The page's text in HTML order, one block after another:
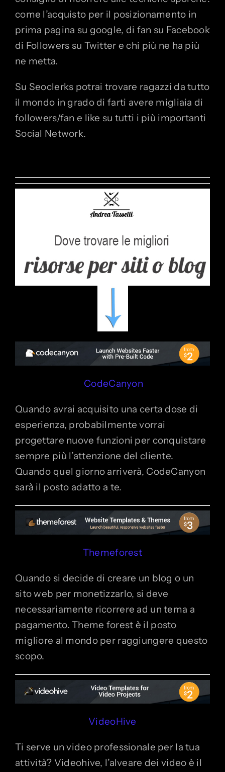
come l’acquisto per il posizionamento in
prima pagina su google, di fan su Facebook
di Followers su Twitter e chi più ne ha più
ne metta.
Su Seoclerks potrai trovare ragazzi da tutto
il mondo in grado di farti avere migliaia di
followers/fan e like su tutti i più importanti
Social Network.
CodeCanyon
Quando avrai acquisito una certa dose di
esperienza, probabilmente vorrai
progettare nuove funzioni per conquistare
sempre più l’attenzione del cliente.
Quando quel giorno arriverà, CodeCanyon
sarà il posto adatto a te.
Themeforest
Quando si decide di creare un blog o un
sito web per monetizzarlo, si deve
necessariamente ricorrere ad un tema a
pagamento. Theme forest è il posto
migliore al mondo per raggiungere questo
scopo.
VideoHive
Ti serve un video professionale per la tua
attività? Videohive, l’alveare dei video è il